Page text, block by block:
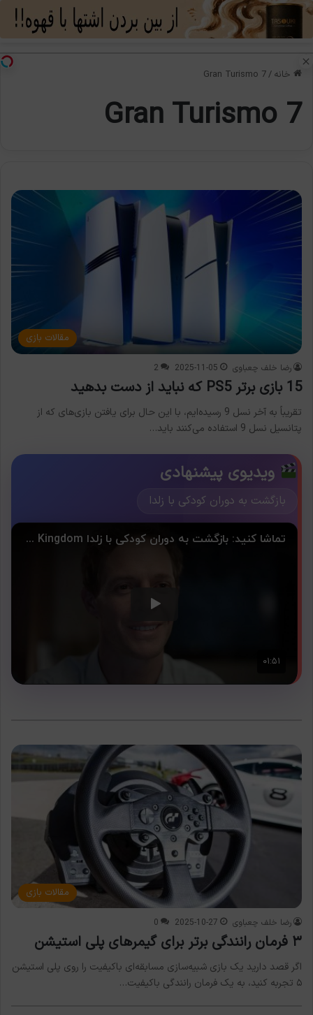
منو
خانه /
Gran Turismo 7
Gran Turismo 7
مقالات بازی
رضا خلف چعباوی 2025-11-05
2
15 بازی برتر PS5 که نباید از دست بدهید
تقریباً به آخر نسل 9 رسیده‌ایم، با این حال برای یافتن بازی‌های که از
پتانسیل نسل 9 استفاده می‌کنند باید…
ویدیوی پیشنهادی
بازگشت به دوران کودکی با زلدا
مقالات بازی
رضا خلف چعباوی 2025-10-27
0
۳ فرمان رانندگی برتر برای گیمرهای پلی استیشن
اگر قصد دارید یک بازی شبیه‌سازی مسابقه‌ای باکیفیت را روی پلی استیشن
۵ تجربه کنید، به یک فرمان رانندگی باکیفیت…